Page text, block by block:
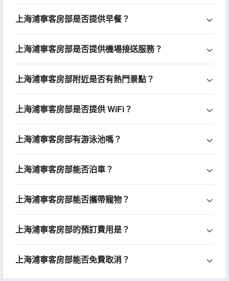
上海浦寧客房部是否提供早餐？
上海浦寧客房部是否提供機場接送服務？
上海浦寧客房部附近是否有熱門景點？
上海浦寧客房部是否提供 WiFi？
上海浦寧客房部有游泳池嗎？
上海浦寧客房部能否泊車？
上海浦寧客房部能否攜帶寵物？
上海浦寧客房部的預訂費用是？
上海浦寧客房部能否免費取消？